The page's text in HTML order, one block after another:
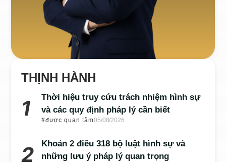
THỊNH HÀNH
Thời hiệu truy cứu trách nhiệm hình sự
và các quy định pháp lý cần biết
#được quan tâm05/08/2026
Khoản 2 điều 318 bộ luật hình sự và
những lưu ý pháp lý quan trọng